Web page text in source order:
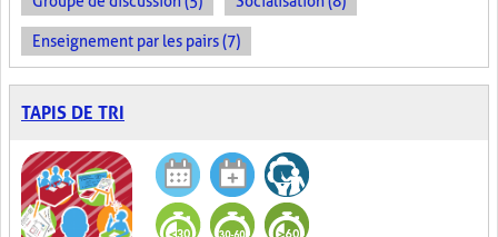
Enseignement par les pairs (7)
TAPIS DE TRI